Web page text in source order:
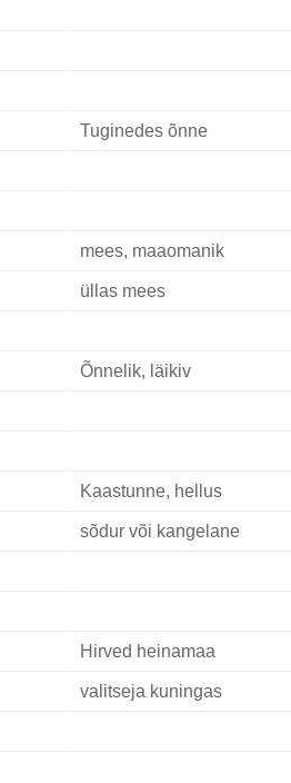
Tuginedes õnne
mees, maaomanik
üllas mees
Õnnelik, läikiv
Kaastunne, hellus
sõdur või kangelane
Hirved heinamaa
valitseja kuningas